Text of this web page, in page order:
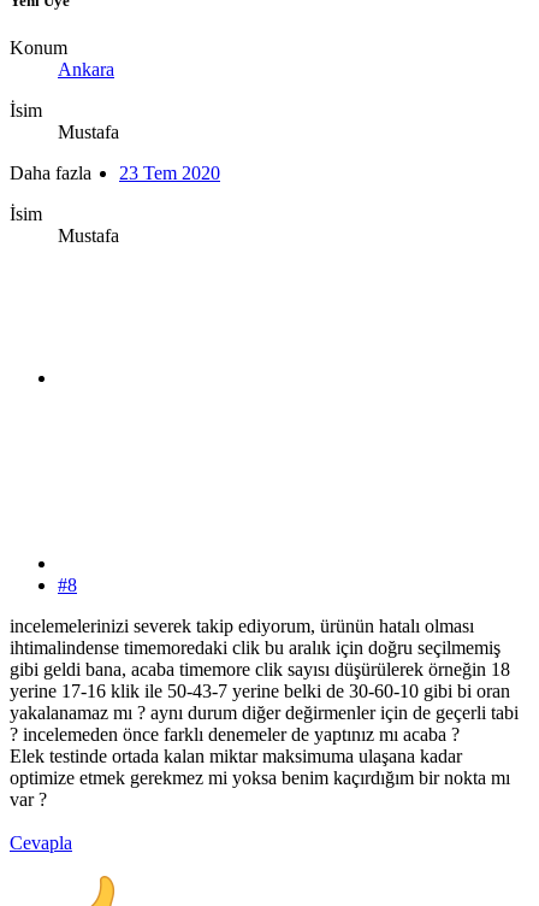
Konum
Ankara
İsim
Mustafa
Daha fazla
İsim
Mustafa
23 Tem 2020
#8
incelemelerinizi severek takip ediyorum, ürünün hatalı olması
ihtimalindense timemoredaki clik bu aralık için doğru seçilmemiş
gibi geldi bana, acaba timemore clik sayısı düşürülerek örneğin 18
yerine 17-16 klik ile 50-43-7 yerine belki de 30-60-10 gibi bi oran
yakalanamaz mı ? aynı durum diğer değirmenler için de geçerli tabi
? incelemeden önce farklı denemeler de yaptınız mı acaba ?
Elek testinde ortada kalan miktar maksimuma ulaşana kadar
optimize etmek gerekmez mi yoksa benim kaçırdığım bir nokta mı
var ?
Cevapla